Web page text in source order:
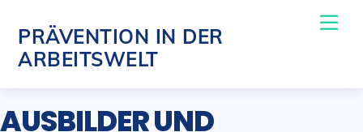
content
PRÄVENTION IN DER
ARBEITSWELT
AUSBILDER UND